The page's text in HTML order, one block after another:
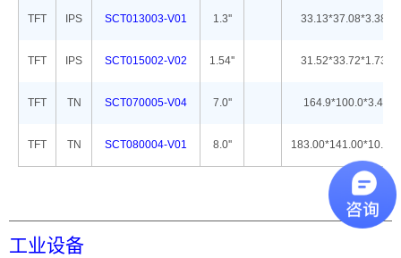
TFT IPS SCT013003-V01 1.3'' 33.13*37.08*3.38
TFT IPS SCT015002-V02 1.54'' 31.52*33.72*1.73
TFT TN SCT070005-V04 7.0'' 164.9*100.0*3.4
TFT TN SCT080004-V01 8.0'' 183.00*141.00*10.26
工业设备